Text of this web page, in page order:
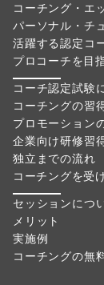
コーチング・エ
パーソナル・チ
活躍する認定コ
プロコーチを目
コーチ認定試験
コーチングの習
プロモーション
企業向け研修習
独立までの流れ
コーチングを受
セッションにつ
メリット
実施例
コーチングの無